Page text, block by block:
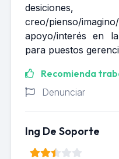
creo/pienso/
apoyo/interés en
para puestos
Recomienda
Denunciar
Ing De Soporte